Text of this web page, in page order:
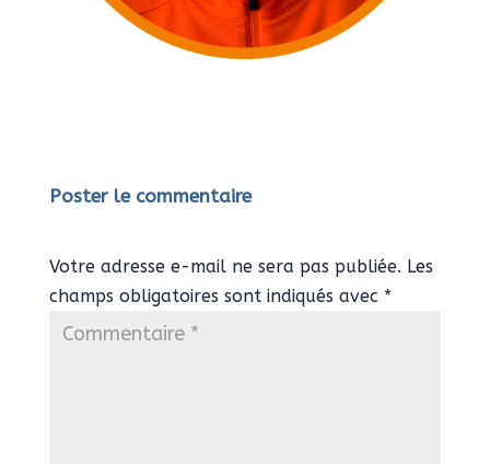
Poster le commentaire
Votre adresse e-mail ne sera pas publiée. Les
champs obligatoires sont indiqués avec *